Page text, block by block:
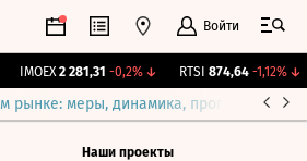
Войти
IMOEX 2 281,31 -0,2%↓ RTSI 874,64 -1,12%↓
рынке: меры, динамика, прогнозы
Наши проекты